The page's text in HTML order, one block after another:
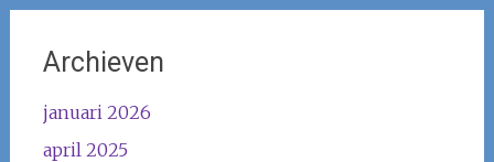
Archieven
januari 2026
april 2025